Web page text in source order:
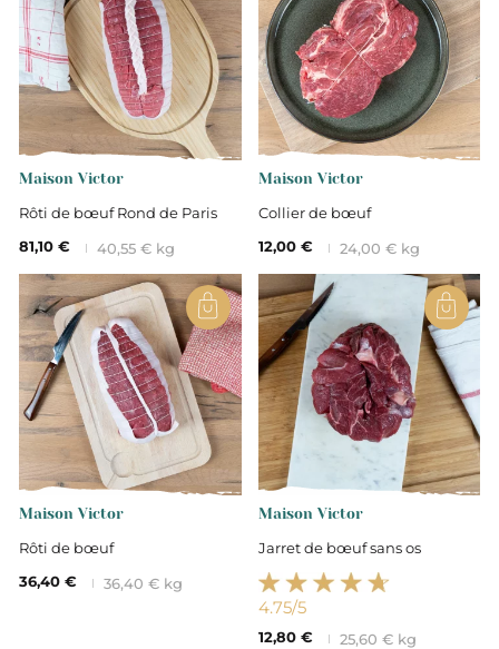
Maison Victor
Rôti de bœuf Rond de Paris
81,10 €
40,55 € kg
Maison Victor
Collier de bœuf
12,00 €
24,00 € kg
Maison Victor
Rôti de bœuf
36,40 €
36,40 € kg
Maison Victor
Jarret de bœuf sans os
4.75/5
12,80 € 25,60 € kg